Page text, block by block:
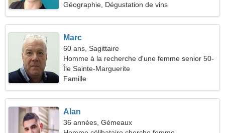
Géographie, Dégustation de vins
Marc
60 ans, Sagittaire
Homme à la recherche d'une femme senior 50-
55
Île Sainte-Marguerite
Famille
Alan
36 années, Gémeaux